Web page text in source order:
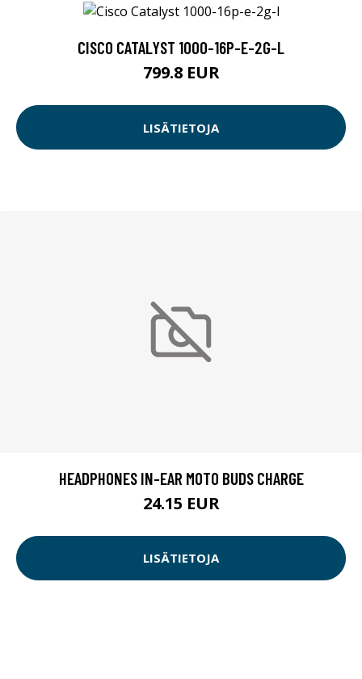
CISCO CATALYST 1000-16P-E-2G-L
799.8 EUR
LISÄTIETOJA
HEADPHONES IN-EAR MOTO BUDS CHARGE
24.15 EUR
LISÄTIETOJA